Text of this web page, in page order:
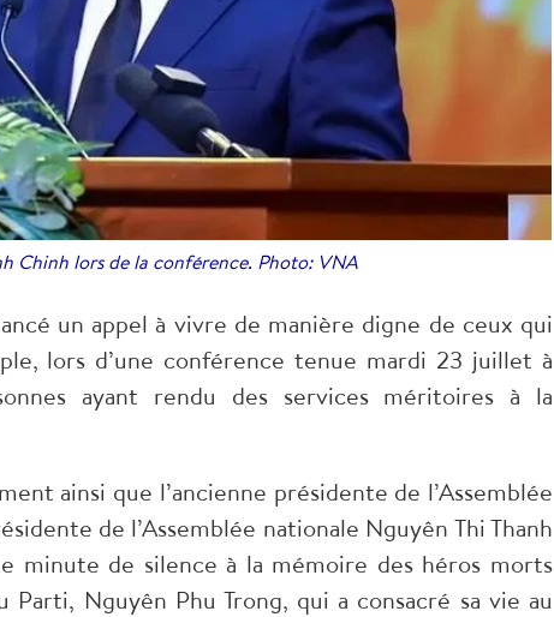
Chinh lors de la conférence. Photo: VNA
un appel à vivre de manière digne de ceux qui
lors d’une conférence tenue mardi 23 juillet à
ayant rendu des services méritoires à la
ainsi que l’ancienne présidente de l’Assemblée
de l’Assemblée nationale Nguyên Thi Thanh
minute de silence à la mémoire des héros morts
Nguyên Phu Trong, qui a consacré sa vie au